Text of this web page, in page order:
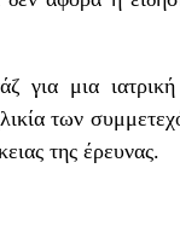
για μια
των
της έρευνας.